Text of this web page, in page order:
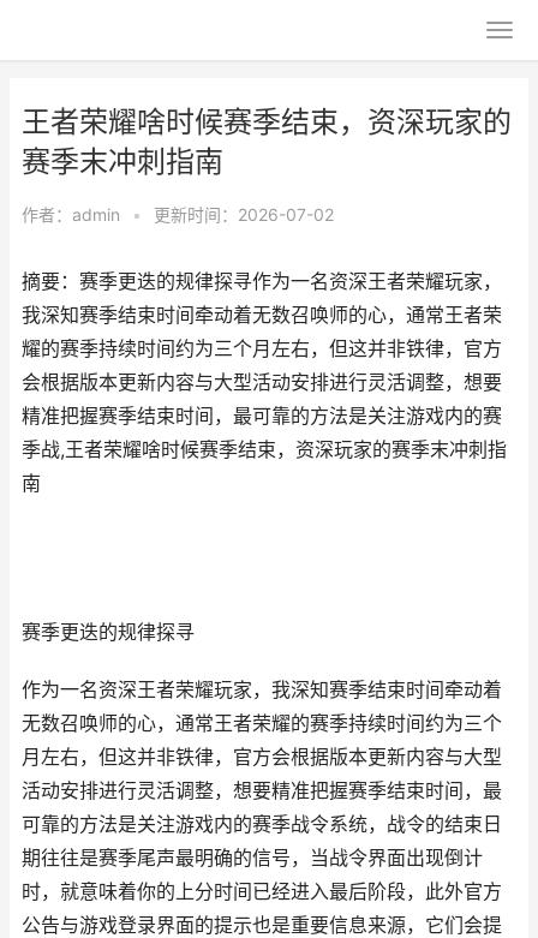
王者荣耀啥时候赛季结束，资深玩家的
赛季末冲刺指南
作者： admin • 更新时间：2026-07-02
摘要：赛季更迭的规律探寻作为一名资深王者荣耀玩家，
我深知赛季结束时间牵动着无数召唤师的心，通常王者荣
耀的赛季持续时间约为三个月左右，但这并非铁律，官方
会根据版本更新内容与大型活动安排进行灵活调整，想要
精准把握赛季结束时间，最可靠的方法是关注游戏内的赛
季战,王者荣耀啥时候赛季结束，资深玩家的赛季末冲刺指
南
赛季更迭的规律探寻
作为一名资深王者荣耀玩家，我深知赛季结束时间牵动着
无数召唤师的心，通常王者荣耀的赛季持续时间约为三个
月左右，但这并非铁律，官方会根据版本更新内容与大型
活动安排进行灵活调整，想要精准把握赛季结束时间，最
可靠的方法是关注游戏内的赛季战令系统，战令的结束日
期往往是赛季尾声最明确的信号，当战令界面出现倒计
时，就意味着你的上分时间已经进入最后阶段，此外官方
公告与游戏登录界面的提示也是重要信息来源，它们会提